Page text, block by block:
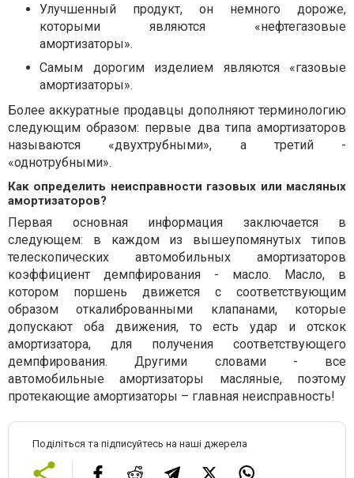
Улучшенный продукт, он немного дороже,
которыми являются «нефтегазовые
амортизаторы».
Самым дорогим изделием являются «газовые
амортизаторы».
Более аккуратные продавцы дополняют терминологию
следующим образом: первые два типа амортизаторов
называются «двухтрубными», а третий -
«однотрубными».
Как определить неисправности газовых или масляных
амортизаторов?
Первая основная информация заключается в
следующем: в каждом из вышеупомянутых типов
телескопических автомобильных амортизаторов
коэффициент демпфирования - масло. Масло, в
котором поршень движется с соответствующим
образом откалиброванными клапанами, которые
допускают оба движения, то есть удар и отскок
амортизатора, для получения соответствующего
демпфирования. Другими словами - все
автомобильные амортизаторы масляные, поэтому
протекающие амортизаторы – главная неисправность!
Поділіться та підписуйтесь на наші джерела